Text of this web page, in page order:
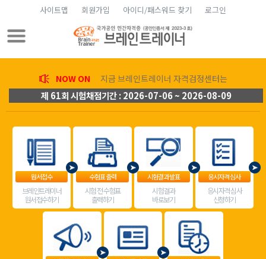
사이트맵 회원가입 아이디/패스워드 찾기 로그인
NOW ON 지금 브레인트레이너 자격검정센터는
제 61회 시험채점기간 : 2026-07-06 ~ 2026-08-09
원서접수
브레인트레이너
원서접수하기
수험표 출력
시험 전 수험표
출력하기
시험결과 발표
시험결과
바로보기
응시자격 심사
응시자격 심사
신청하기